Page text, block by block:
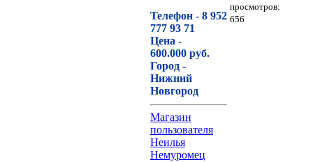
Телефон - 8 952
777 93 71
Цена -
600.000 руб.
Город -
Нижний
Новгород
Магазин
пользователя
Неилья
Немуромец
просмотров:
656